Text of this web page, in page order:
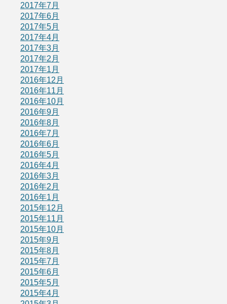
2017年7月
2017年6月
2017年5月
2017年4月
2017年3月
2017年2月
2017年1月
2016年12月
2016年11月
2016年10月
2016年9月
2016年8月
2016年7月
2016年6月
2016年5月
2016年4月
2016年3月
2016年2月
2016年1月
2015年12月
2015年11月
2015年10月
2015年9月
2015年8月
2015年7月
2015年6月
2015年5月
2015年4月